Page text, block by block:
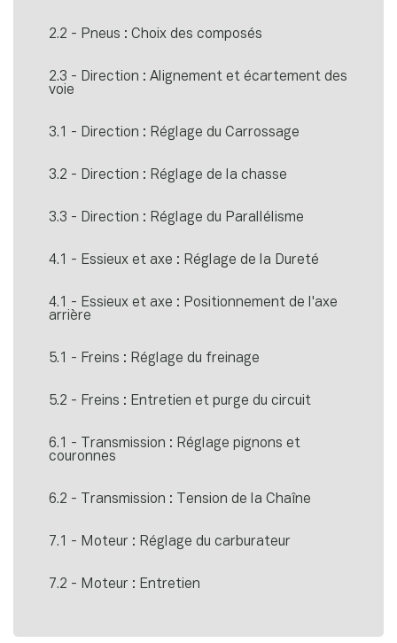
2.2 - Pneus : Choix des composés
2.3 - Direction : Alignement et écartement des
voie
3.1 - Direction : Réglage du Carrossage
3.2 - Direction : Réglage de la chasse
3.3 - Direction : Réglage du Parallélisme
4.1 - Essieux et axe : Réglage de la Dureté
4.1 - Essieux et axe : Positionnement de l'axe
arrière
5.1 - Freins : Réglage du freinage
5.2 - Freins : Entretien et purge du circuit
6.1 - Transmission : Réglage pignons et
couronnes
6.2 - Transmission : Tension de la Chaîne
7.1 - Moteur : Réglage du carburateur
7.2 - Moteur : Entretien